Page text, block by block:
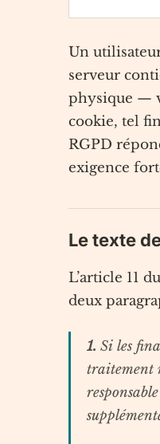
Un utilisateur
serveur
physique —
cookie, tel
RGPD
exigence
Le texte
L’article 11
deux
1. Si les
traitement